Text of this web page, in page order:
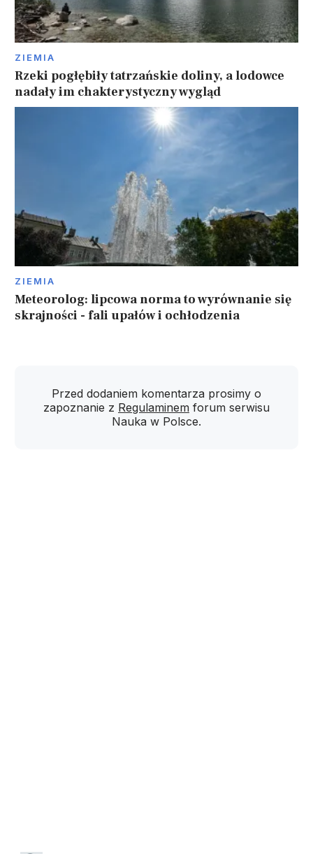
ZIEMIA
Rzeki pogłębiły tatrzańskie doliny, a lodowce
nadały im chakterystyczny wygląd
ZIEMIA
Meteorolog: lipcowa norma to wyrównanie się
skrajności - fali upałów i ochłodzenia
Przed dodaniem komentarza prosimy o
zapoznanie z Regulaminem forum serwisu
Nauka w Polsce.